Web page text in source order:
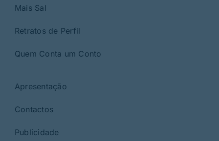
Mais Sal
Retratos de Perfil
Quem Conta um Conto
Apresentação
Contactos
Publicidade